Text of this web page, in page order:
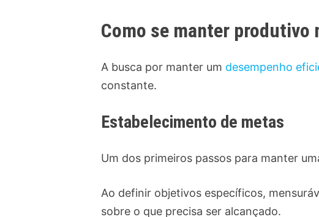
Como se manter produtivo
A busca por manter um desempenho
constante.
Estabelecimento de metas
Um dos primeiros passos para manter
Ao definir objetivos específicos,
sobre o que precisa ser alcançado.